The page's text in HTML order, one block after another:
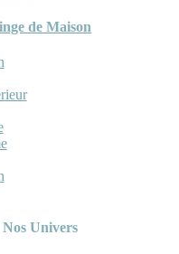
de Maison
Nos Univers